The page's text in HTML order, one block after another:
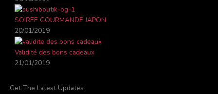
o
o
k
b
e
e
r
g
r
SOIREE GOURMANDE JAPON
20/01/2019
Validité des bons cadeaux
21/01/2019
Get The Latest Updates